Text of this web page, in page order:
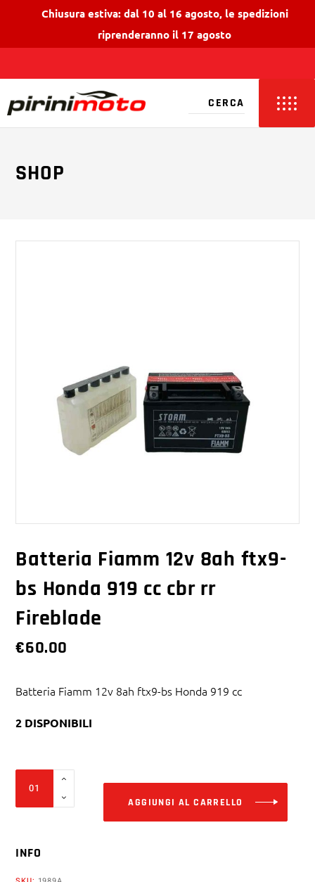
Chiusura estiva: dal 10 al 16 agosto, le spedizioni
riprenderanno il 17 agosto
SHOP
Batteria Fiamm 12v 8ah ftx9-
bs Honda 919 cc cbr rr
Fireblade
€60.00
Batteria Fiamm 12v 8ah ftx9-bs Honda 919 cc
2 DISPONIBILI
Fiamm
ftx9-
AGGIUNGI AL CARRELLO
INFO